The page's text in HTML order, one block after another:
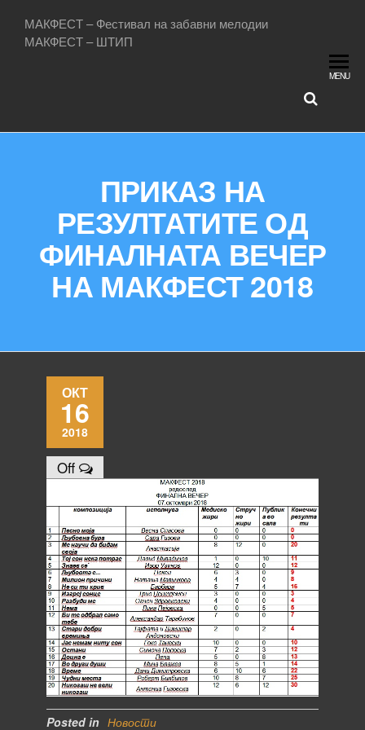
МАКФЕСТ – Фестивал на забавни мелодии
МАКФЕСТ – ШТИП
MENU
ПРИКАЗ НА
РЕЗУЛТАТИТЕ ОД
ФИНАЛНАТА ВЕЧЕР
НА МАКФЕСТ 2018
ОКТ
16
2018
Off
Posted in Новости